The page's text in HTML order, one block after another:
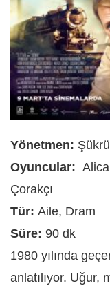
Yönetmen:
Oyuncular:
Çorakçı
Tür: Aile, Dram
Süre: 90 dk
1980 yılında
anlatılıyor. Uğur,